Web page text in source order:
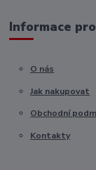
Informace
O nás
Jak nakupovat
Obchodní
Kontakty